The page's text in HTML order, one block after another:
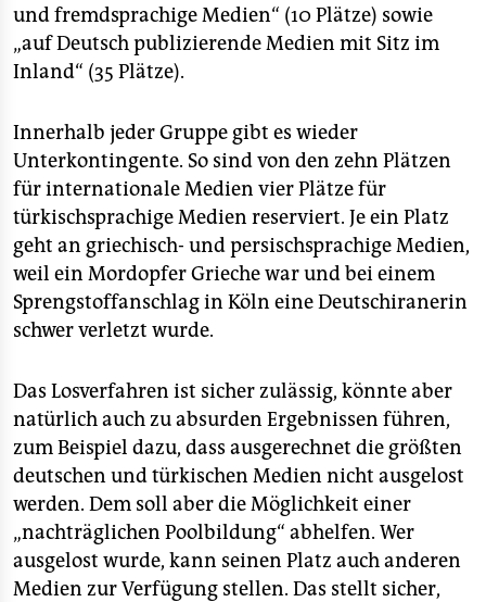
und fremdsprachige Medien“ (10 Plätze) sowie
„auf Deutsch publizierende Medien mit Sitz im
Inland“ (35 Plätze).
Innerhalb jeder Gruppe gibt es wieder
Unterkontingente. So sind von den zehn Plätzen
für internationale Medien vier Plätze für
türkischsprachige Medien reserviert. Je ein Platz
geht an griechisch- und persischsprachige Medien,
weil ein Mordopfer Grieche war und bei einem
Sprengstoffanschlag in Köln eine Deutschiranerin
schwer verletzt wurde.
Das Losverfahren ist sicher zulässig, könnte aber
natürlich auch zu absurden Ergebnissen führen,
zum Beispiel dazu, dass ausgerechnet die größten
deutschen und türkischen Medien nicht ausgelost
werden. Dem soll aber die Möglichkeit einer
„nachträglichen Poolbildung“ abhelfen. Wer
ausgelost wurde, kann seinen Platz auch anderen
Medien zur Verfügung stellen. Das stellt sicher,